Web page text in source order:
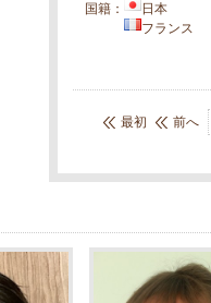
国籍：
日本
フランス
最初 前へ